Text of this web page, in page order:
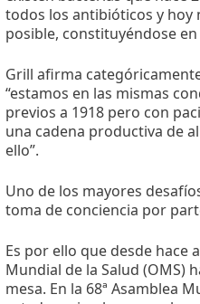
todos los antibióticos y
posible, constituyéndose
Grill afirma
“estamos en las mismas
previos a 1918 pero con
una cadena productiva de
ello”.
Uno de los mayores
toma de conciencia por
Es por ello que desde hace
Mundial de la Salud (OMS)
mesa. En la 68ª Asamblea